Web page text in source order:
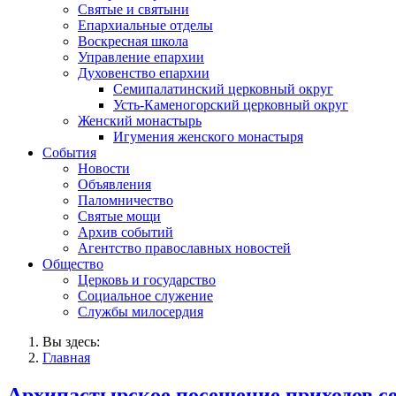
Святые и святыни
Епархиальные отделы
Воскресная школа
Управление епархии
Духовенство епархии
Семипалатинский церковный округ
Усть-Каменогорский церковный округ
Женский монастырь
Игумения женского монастыря
События
Новости
Объявления
Паломничество
Святые мощи
Архив событий
Агентство православных новостей
Общество
Церковь и государство
Социальное служение
Службы милосердия
Вы здесь:
Главная